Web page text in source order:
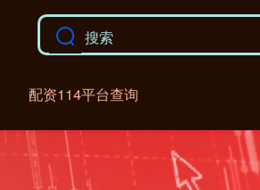
配资114平台查询